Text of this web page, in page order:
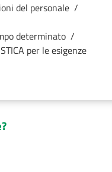
del personale /
determinato /
per le esigenze